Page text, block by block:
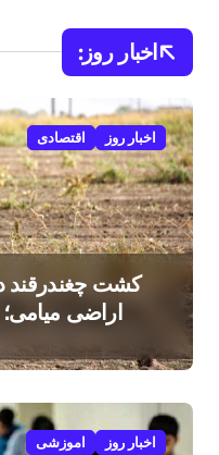
اخبار روز:
اخبار روز اقتصادی
اراضی
اخبار روز اموزشی